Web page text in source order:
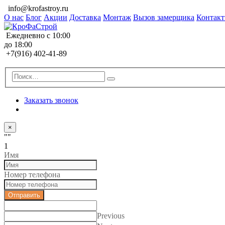
info@krofastroy.ru
О нас Блог Акции Доставка Монтаж Вызов замерщика
Ежедневно с 10:00
до 18:00
+7(916) 402-41-89
Заказать звонок
×
""
1
Имя
Номер телефона
Отправить
Previous